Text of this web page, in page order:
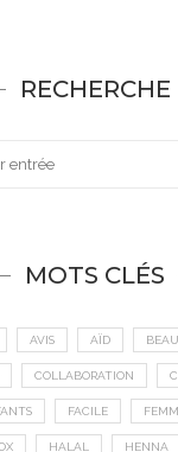
RECHERCHE
MOTS CLÉS
AVIS AÏD
COLLABORATION
FACILE
HALAL HENNA